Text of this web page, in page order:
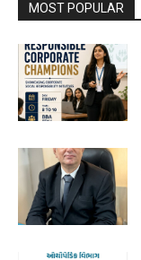
MOST POPULAR